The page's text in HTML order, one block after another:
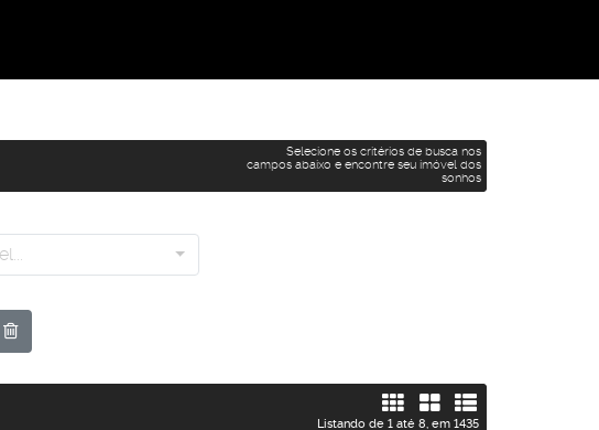
Selecione os critérios de busca nos
campos abaixo e encontre seu imóvel dos
sonhos
Listando de 1 até 8, em 1435